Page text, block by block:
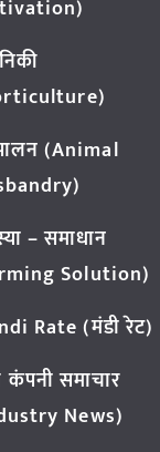
(Animal
– समाधान
Solution)
Rate (मंडी रेट)
समाचार
News)